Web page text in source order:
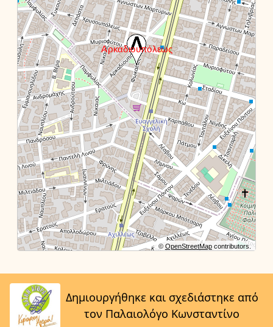
© OpenStreetMapcontributors.
Δημιουργήθηκε και σχεδιάστηκε από
τον Παλαιολόγο Κωνσταντίνο